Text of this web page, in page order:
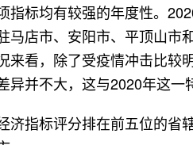
指标均有较强的年度性。
马店市、安阳市、平顶山市
来看，除了受疫情冲击比较
异并不大，这与2020年这一
济指标评分排在前五位的省